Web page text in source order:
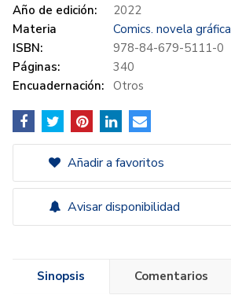
Año de edición:
2022
Materia
Comics. novela gráfica
ISBN:
978-84-679-5111-0
Páginas:
340
Encuadernación: Otros
Añadir a favoritos
Avisar disponibilidad
Sinopsis Comentarios